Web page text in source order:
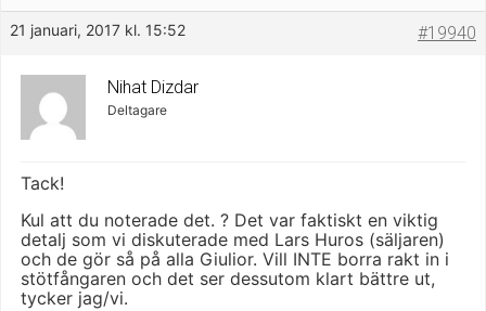
21 januari, 2017 kl. 15:52 #19940
Nihat Dizdar
Deltagare
Tack!
Kul att du noterade det. ? Det var faktiskt en viktig
detalj som vi diskuterade med Lars Huros (säljaren)
och de gör så på alla Giulior. Vill INTE borra rakt in i
stötfångaren och det ser dessutom klart bättre ut,
tycker jag/vi.